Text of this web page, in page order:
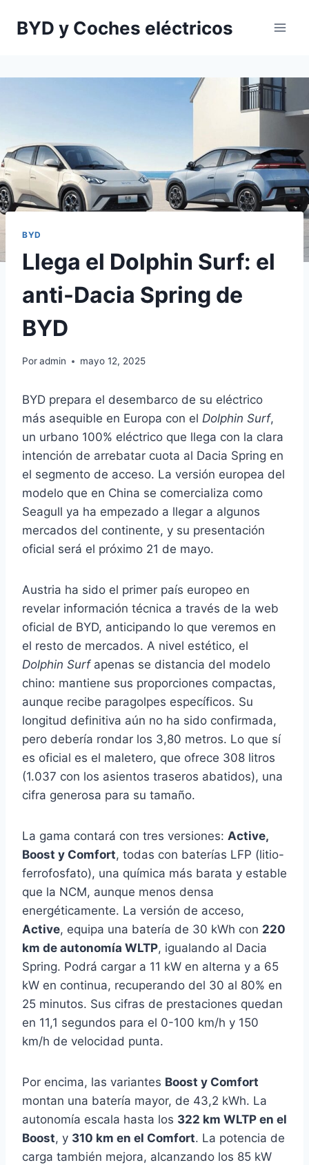
BYD y Coches eléctricos
BYD
Llega el Dolphin Surf: el
anti-Dacia Spring de
BYD
Poradmin mayo 12, 2025
BYD prepara el desembarco de su eléctrico
más asequible en Europa con el Dolphin Surf,
un urbano 100% eléctrico que llega con la clara
intención de arrebatar cuota al Dacia Spring en
el segmento de acceso. La versión europea del
modelo que en China se comercializa como
Seagull ya ha empezado a llegar a algunos
mercados del continente, y su presentación
oficial será el próximo 21 de mayo.
Austria ha sido el primer país europeo en
revelar información técnica a través de la web
oficial de BYD, anticipando lo que veremos en
el resto de mercados. A nivel estético, el
Dolphin Surfapenas se distancia del modelo
chino: mantiene sus proporciones compactas,
aunque recibe paragolpes específicos. Su
longitud definitiva aún no ha sido confirmada,
pero debería rondar los 3,80 metros. Lo que sí
es oficial es el maletero, que ofrece 308 litros
(1.037 con los asientos traseros abatidos), una
cifra generosa para su tamaño.
La gama contará con tres versiones: Active,
Boost y Comfort, todas con baterías LFP (litio-
ferrofosfato), una química más barata y estable
que la NCM, aunque menos densa
energéticamente. La versión de acceso,
Active, equipa una batería de 30 kWh con 220
km de autonomía WLTP, igualando al Dacia
Spring. Podrá cargar a 11 kW en alterna y a 65
kW en continua, recuperando del 30 al 80% en
25 minutos. Sus cifras de prestaciones quedan
en 11,1 segundos para el 0-100 km/h y 150
km/h de velocidad punta.
Por encima, las variantes Boost y Comfort
montan una batería mayor, de 43,2 kWh. La
autonomía escala hasta los 322 km WLTP en el
Boost, y 310 km en el Comfort. La potencia de
carga también mejora, alcanzando los 85 kW